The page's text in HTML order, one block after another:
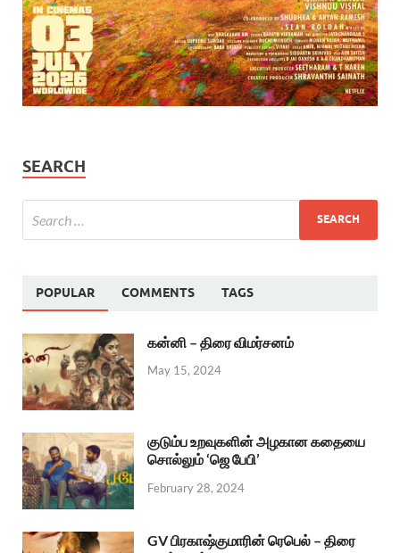
SEARCH
POPULAR COMMENTS TAGS
கன்னி – திரை விமர்சனம்
May 15, 2024
குடும்ப உறவுகளின் அழகான கதையை
சொல்லும் ‘ஜெ பேபி’
February 28, 2024
GV பிரகாஷ்குமாரின் ரெபெல் – திரை